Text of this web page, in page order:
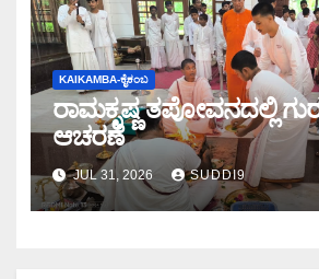
KAIKAMBA-ಕೈಕಂಬ
ರಾಮಕೃಷ್ಣ ತಪೋವನದಲ್ಲಿ
ಆಚರಣೆ
JUL 31, 2026 SUDDI9